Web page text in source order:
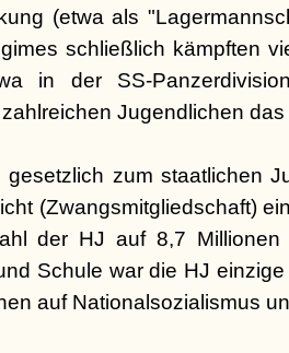
(etwa als
schließlich kämpften
in der SS-
Jugendlichen
zum staatlichen
(Zwangsmitgliedschaft)
der HJ auf 8,7 Millionen
Schule war die HJ
auf Nationalsozialismus